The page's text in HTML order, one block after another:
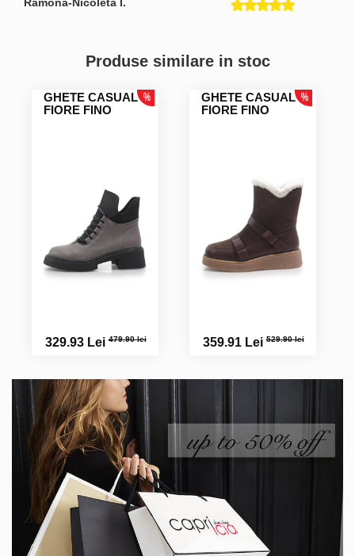
Produse similare in stoc
GHETE CASUAL
FIORE FINO
329.93 Lei479.90 lei
GHETE CASUAL
FIORE FINO
359.91 Lei529.90 lei